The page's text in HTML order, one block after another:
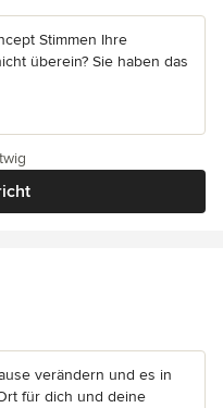
Stimmen Ihre
überein? Sie haben das
5 Sternen
verändern und es in
für dich und deine